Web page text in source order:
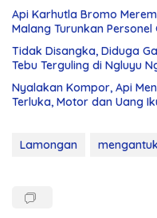
Api Karhutla Bromo
Malang Turunkan Personel
Tidak Disangka, Diduga
Tebu Terguling di Ngluyu
Nyalakan Kompor, Api
Terluka, Motor dan Uang
Lamongan mengantuk